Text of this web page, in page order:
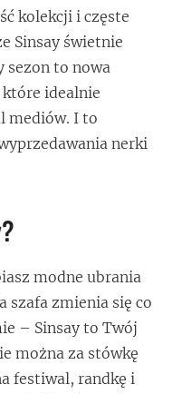
kolekcji i częste
Sinsay świetnie
sezon to nowa
idealnie
mediów. I to
nerki
modne ubrania
szafa zmienia się co
– Sinsay to Twój
można za stówkę
festiwal, randkę i